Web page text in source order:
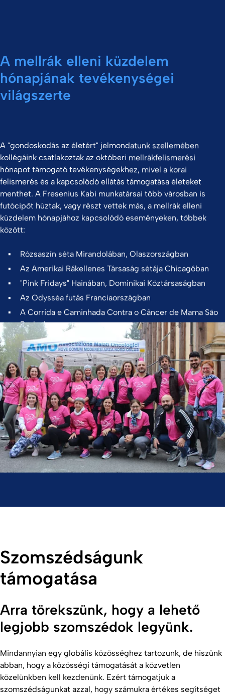
A mellrák elleni küzdelem
hónapjának tevékenységei
világszerte
A "gondoskodás az életért" jelmondatunk szellemében
kollégáink csatlakoztak az októberi mellrákfelismerési
hónapot támogató tevékenységekhez, mivel a korai
felismerés és a kapcsolódó ellátás támogatása életeket
menthet. A Fresenius Kabi munkatársai több városban is
futócipőt húztak, vagy részt vettek más, a mellrák elleni
küzdelem hónapjához kapcsolódó eseményeken, többek
között:
Rózsaszín séta Mirandolában, Olaszországban
Az Amerikai Rákellenes Társaság sétája Chicagóban
"Pink Fridays" Hainában, Dominikai Köztársaságban
Az Odysséa futás Franciaországban
A Corrida e Caminhada Contra o Câncer de Mama São
Paulo-ban
Link
Szomszédságunk
támogatása
Arra törekszünk, hogy a lehető
legjobb szomszédok legyünk.
Mindannyian egy globális közösséghez tartozunk, de hiszünk
abban, hogy a közösségi támogatását a közvetlen
közelünkben kell kezdenünk. Ezért támogatjuk a
szomszédságunkat azzal, hogy számukra értékes segítséget